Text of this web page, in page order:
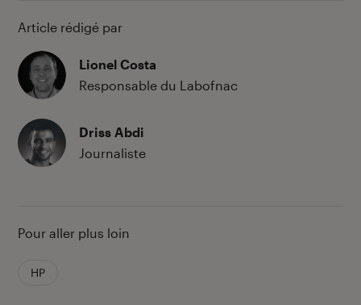
Article rédigé par
Lionel Costa
Responsable du Labofnac
Driss Abdi
Journaliste
Pour aller plus loin
HP